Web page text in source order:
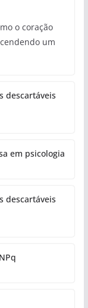
o coração
um
descartáveis
em psicologia
descartáveis